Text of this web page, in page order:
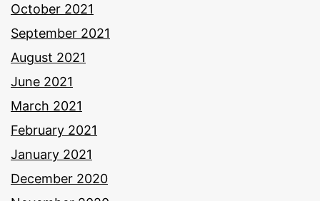
October 2021
September 2021
August 2021
June 2021
March 2021
February 2021
January 2021
December 2020